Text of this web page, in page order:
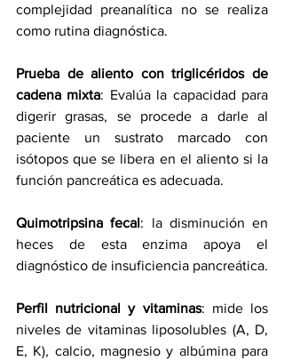
complejidad preanalítica no se realiza
como rutina diagnóstica.
Prueba de aliento con triglicéridos de
cadena mixta: Evalúa la capacidad para
digerir grasas, se procede a darle al
paciente un sustrato marcado con
isótopos que se libera en el aliento si la
función pancreática es adecuada.
Quimotripsina fecal: la disminución en
heces de esta enzima apoya el
diagnóstico de insuficiencia pancreática.
Perfil nutricional y vitaminas: mide los
niveles de vitaminas liposolubles (A, D,
E, K), calcio, magnesio y albúmina para